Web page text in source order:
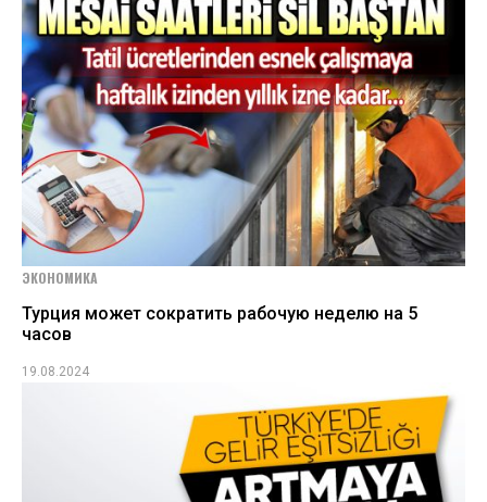
ЭКОНОМИКА
Турция может сократить рабочую неделю на 5
часов
19.08.2024